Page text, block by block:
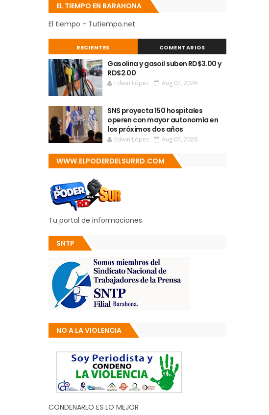
EL TIEMPO EN BARAHONA
El tiempo - Tutiempo.net
RECIENTES COMENTARIOS
Gasolina y gasoil suben RD$3.00 y
RD$2.00
Edwin López Aug 07, 2026
SNS proyecta 150 hospitales
operen con mayor autonomía en
los próximos dos años
Edwin López Aug 07, 2026
WWW.ELPODERDELSURRD.COM
Tu portal de informaciones.
SNTP
NO A LA VIOLENCIA
CONDENARLO ES LO MEJOR